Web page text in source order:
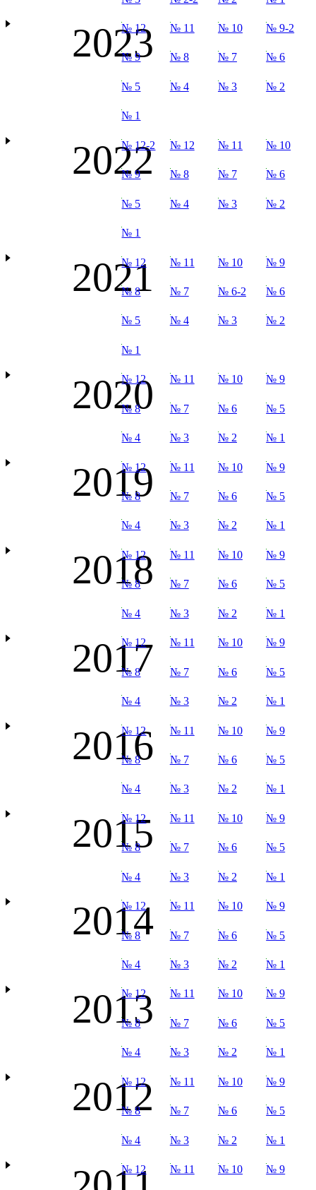
2023
№ 12 № 11 № 10 № 9-2
№ 9 № 8 № 7 № 6
№ 5 № 4 № 3 № 2
№ 1
2022
№ 12-2 № 12 № 11 № 10
№ 9 № 8 № 7 № 6
№ 5 № 4 № 3 № 2
№ 1
2021
№ 12 № 11 № 10 № 9
№ 8 № 7 № 6-2 № 6
№ 5 № 4 № 3 № 2
№ 1
2020
№ 12 № 11 № 10 № 9
№ 8 № 7 № 6 № 5
№ 4 № 3 № 2 № 1
2019
№ 12 № 11 № 10 № 9
№ 8 № 7 № 6 № 5
№ 4 № 3 № 2 № 1
2018
№ 12 № 11 № 10 № 9
№ 8 № 7 № 6 № 5
№ 4 № 3 № 2 № 1
2017
№ 12 № 11 № 10 № 9
№ 8 № 7 № 6 № 5
№ 4 № 3 № 2 № 1
2016
№ 12 № 11 № 10 № 9
№ 8 № 7 № 6 № 5
№ 4 № 3 № 2 № 1
2015
№ 12 № 11 № 10 № 9
№ 8 № 7 № 6 № 5
№ 4 № 3 № 2 № 1
2014
№ 12 № 11 № 10 № 9
№ 8 № 7 № 6 № 5
№ 4 № 3 № 2 № 1
2013
№ 12 № 11 № 10 № 9
№ 8 № 7 № 6 № 5
№ 4 № 3 № 2 № 1
2012
№ 12 № 11 № 10 № 9
№ 8 № 7 № 6 № 5
№ 4 № 3 № 2 № 1
№ 12 № 11 № 10 № 9